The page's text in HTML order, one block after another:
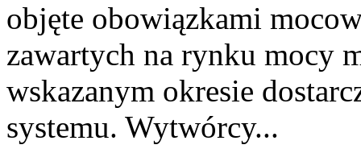
objęte obowiązkami
zawartych na rynku mocy
wskazanym okresie
systemu. Wytwórcy...